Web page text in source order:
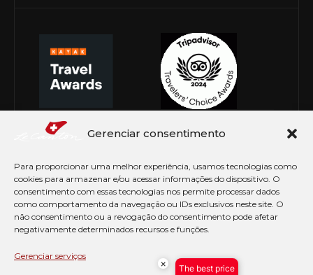
Gerenciar consentimento
Para proporcionar uma melhor experiência, usamos tecnologias como
cookies para armazenar e/ou acessar informações do dispositivo. O
consentimento com essas tecnologias nos permite processar dados
como comportamento da navegação ou IDs exclusivos neste site. O
não consentimento ou a revogação do consentimento pode afetar
negativamente determinados recursos e funções.
Gerenciar serviços
© Copyright 2026 Le Canton. Todos os direitos
× The best price